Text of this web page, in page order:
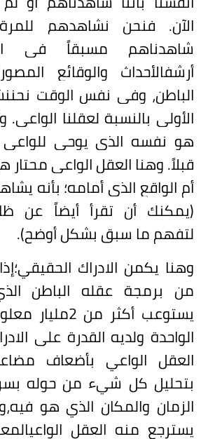
الآن. فنحن نشاهدهم للمرة
شاهدناهم مسبقاً في
أرشفالأحداث والوقائع
الباطن، وفي نفس الوقت
الأولى بالنسبة لعقلنا الواعي.
هو نفسه الذي يوحي
قبلاً. وهنا العقل الواعي
أم الواقع الذي أمامه؛ بأنه
(يمكنك أن تقرأ أيضاً عن
لتفهم ما سبق بشكل أوضح).
وهنا يكمن الادراك
من برمجة عقله الباطن
يستوعب أكثر من 2مليار
الواحدة ولديه القدرة على
العقل الواعي بأضعاف
بتحليل كل شيء من حوله
الزمان والمكان الذي هو
يسترجع منه العقل